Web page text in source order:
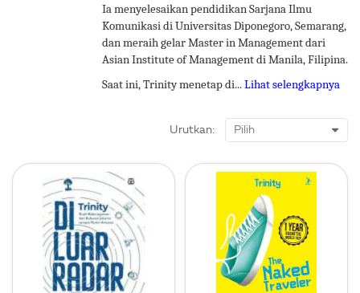
Ia menyelesaikan pendidikan Sarjana Ilmu
Komunikasi di Universitas Diponegoro, Semarang,
dan meraih gelar Master in Management dari
Asian Institute of Management di Manila, Filipina.
Saat ini, Trinity menetap di...Lihat selengkapnya
Urutkan: